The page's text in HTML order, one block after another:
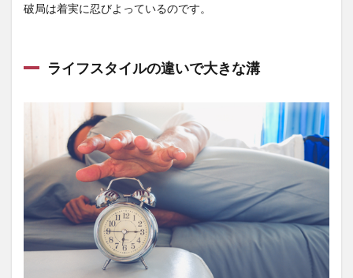
破局は着実に忍びよっているのです。
ライフスタイルの違いで大きな溝